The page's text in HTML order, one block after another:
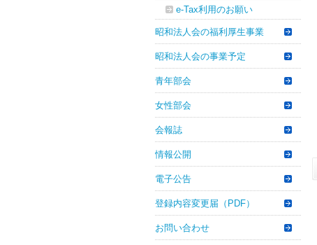
e-Tax利用のお願い
昭和法人会の福利厚生事業
昭和法人会の事業予定
青年部会
女性部会
会報誌
情報公開
電子公告
登録内容変更届（PDF）
お問い合わせ